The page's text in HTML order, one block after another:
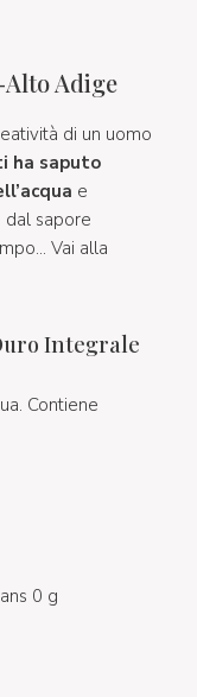
Adige
di un uomo
ha saputo
e
dal sapore
Vai alla
Integrale
Contiene
0 g